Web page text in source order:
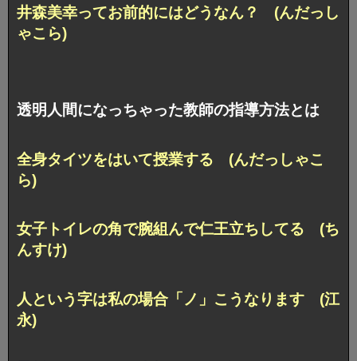
井森美幸ってお前的にはどうなん？ (んだっし
ゃこら)
透明人間になっちゃった教師の指導方法とは
全身タイツをはいて授業する (んだっしゃこ
ら)
女子トイレの角で腕組んで仁王立ちしてる (ち
んすけ)
人という字は私の場合「ノ」こうなります (江
永)